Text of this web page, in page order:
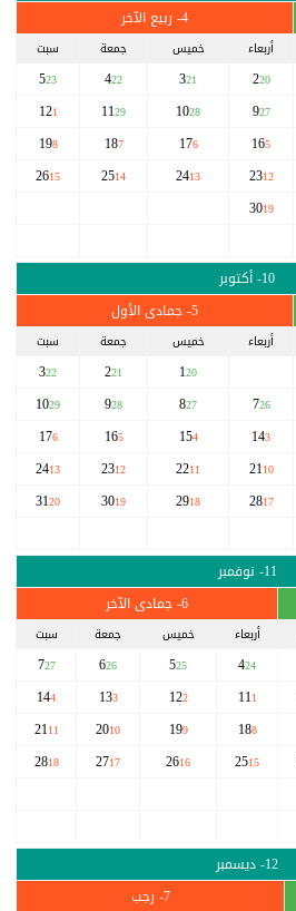
4- ربيع الآخر
أربعاء خميس جمعة سبت
220
321
422
523
927
1028
1129
121
165
176
187
198
2312
2413
2514
2615
3019
10- أكتوبر
5- جمادى الأول
أربعاء خميس جمعة سبت
120
221
322
726
827
928
1029
143
154
165
176
2110
2211
2312
2413
2817
2918
3019
3120
11- نوفمبر
6- جمادى الآخر
أربعاء خميس جمعة سبت
424
525
626
727
111
122
133
144
188
199
2010
2111
2515
2616
2717
2818
12- ديسمبر
7- رجب